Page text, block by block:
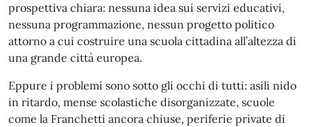
prospettiva chiara: nessuna idea sui servizi educativi,
nessuna programmazione, nessun progetto politico
attorno a cui costruire una scuola cittadina all’altezza di
una grande città europea.
Eppure i problemi sono sotto gli occhi di tutti: asili nido
in ritardo, mense scolastiche disorganizzate, scuole
come la Franchetti ancora chiuse, periferie private di